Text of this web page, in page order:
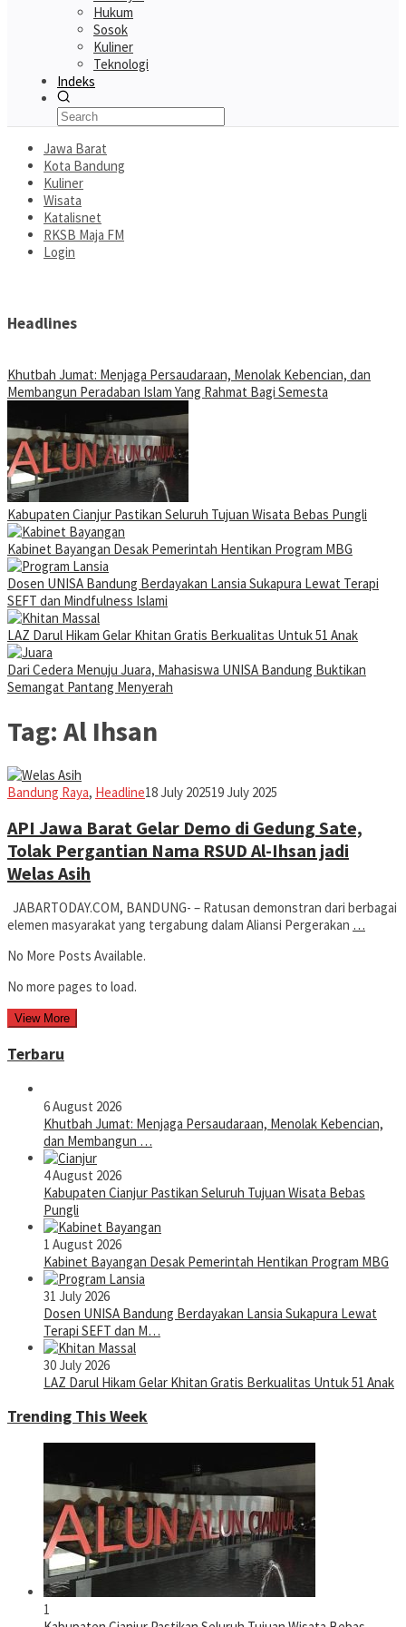
Hukum
Sosok
Kuliner
Teknologi
Indeks
Jawa Barat
Kota Bandung
Kuliner
Wisata
Katalisnet
RKSB Maja FM
Login
Headlines
Khutbah Jumat: Menjaga Persaudaraan, Menolak Kebencian, dan
Membangun Peradaban Islam Yang Rahmat Bagi Semesta
Kabupaten Cianjur Pastikan Seluruh Tujuan Wisata Bebas Pungli
Kabinet Bayangan Desak Pemerintah Hentikan Program MBG
Dosen UNISA Bandung Berdayakan Lansia Sukapura Lewat Terapi
SEFT dan Mindfulness Islami
LAZ Darul Hikam Gelar Khitan Gratis Berkualitas Untuk 51 Anak
Dari Cedera Menuju Juara, Mahasiswa UNISA Bandung Buktikan
Semangat Pantang Menyerah
Tag: Al Ihsan
Bandung Raya, HeadlineIman
18 July 202519 July 2025
API Jawa Barat Gelar Demo di Gedung Sate,
Tolak Pergantian Nama RSUD Al-Ihsan jadi
Welas Asih
JABARTODAY.COM, BANDUNG- – Ratusan demonstran dari berbagai
elemen masyarakat yang tergabung dalam Aliansi Pergerakan …
No More Posts Available.
No more pages to load.
View More
Terbaru
6 August 2026
Khutbah Jumat: Menjaga Persaudaraan, Menolak Kebencian,
dan Membangun …
4 August 2026
Kabupaten Cianjur Pastikan Seluruh Tujuan Wisata Bebas
Pungli
1 August 2026
Kabinet Bayangan Desak Pemerintah Hentikan Program MBG
31 July 2026
Dosen UNISA Bandung Berdayakan Lansia Sukapura Lewat
Terapi SEFT dan M…
30 July 2026
LAZ Darul Hikam Gelar Khitan Gratis Berkualitas Untuk 51 Anak
Trending This Week
1